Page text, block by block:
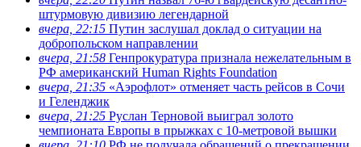
штурмовую дивизию легендарной
вчера, 22:15 Путин заслушал доклад о ситуации на
добропольском направлении
вчера, 21:58 Генпрокуратура признала нежелательным в
РФ американский Human Rights Foundation
вчера, 21:35 «Аэрофлот» отменяет часть рейсов в Сочи
и Геленджик
вчера, 21:25 Руслан Терновой выиграл золото
чемпионата Европы в прыжках с 10-метровой вышки